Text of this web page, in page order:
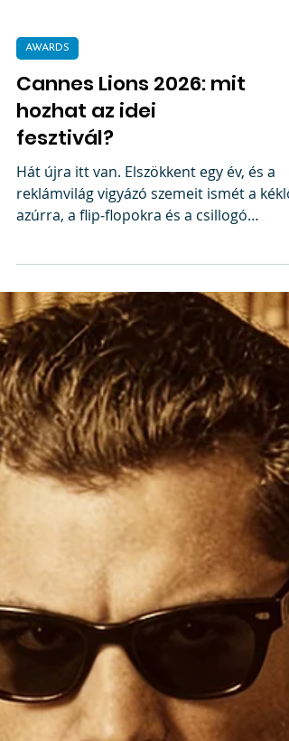
AWARDS
Cannes Lions 2026: mit
fesztivál?
Hát újra itt van. Elszökkent egy év, és a
reklámvilág vigyázó szemeit ismét a kéklő
azúrra, a flip‑flopokra és a csillogó
oroszlános szobrocskákra veti. Tudjuk jól:
a Cannes Lions Kreativitásfesztivál a
globális reklámipar egyik legfontosabb
találkozási és felvonulási pontja – egy
oxigénhiányos csúcsrendezvény, ahol
nemcsak a legjobb munkákat díjazzák,
hanem az iparág gondolkodásának iránya
is kirajzolódik (még h